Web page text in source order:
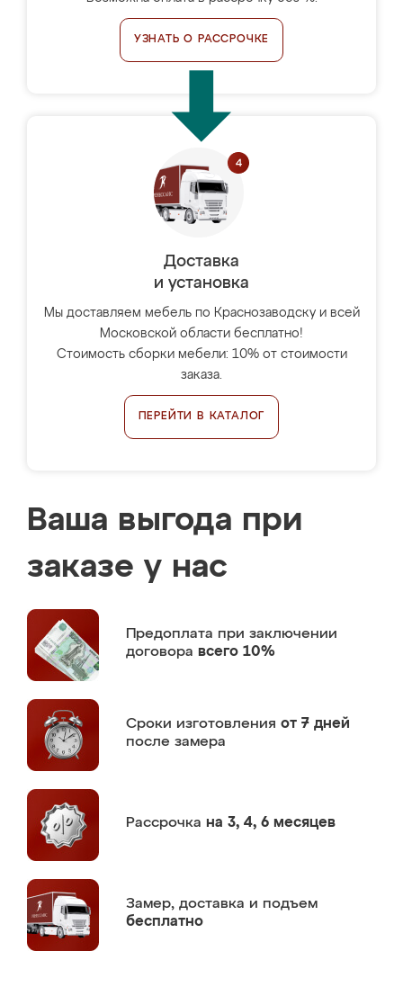
УЗНАТЬ О РАССРОЧКЕ
Доставка
и установка
Мы доставляем мебель по Краснозаводску и всей
Московской области бесплатно!
Стоимость сборки мебели: 10% от стоимости
заказа.
ПЕРЕЙТИ В КАТАЛОГ
Ваша выгода при
заказе у нас
Предоплата при заключении
договора всего 10%
Сроки изготовления от 7 дней
после замера
Рассрочка на 3, 4, 6 месяцев
Замер, доставка и подъем
бесплатно